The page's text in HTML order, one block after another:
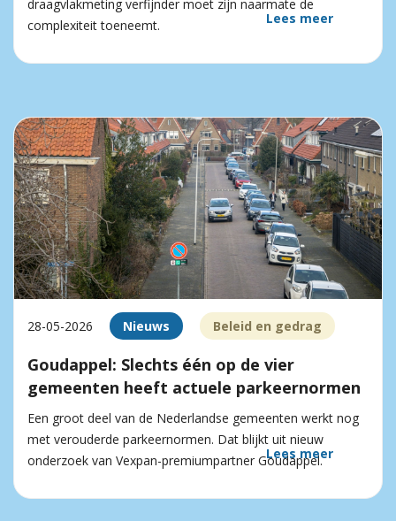
draagvlakmeting verfijnder moet zijn naarmate de
complexiteit toeneemt.
Lees meer
28-05-2026 Nieuws Beleid en gedrag
Goudappel: Slechts één op de vier
gemeenten heeft actuele parkeernormen
Een groot deel van de Nederlandse gemeenten werkt nog
met verouderde parkeernormen. Dat blijkt uit nieuw
onderzoek van Vexpan-premiumpartner Goudappel.
Lees meer